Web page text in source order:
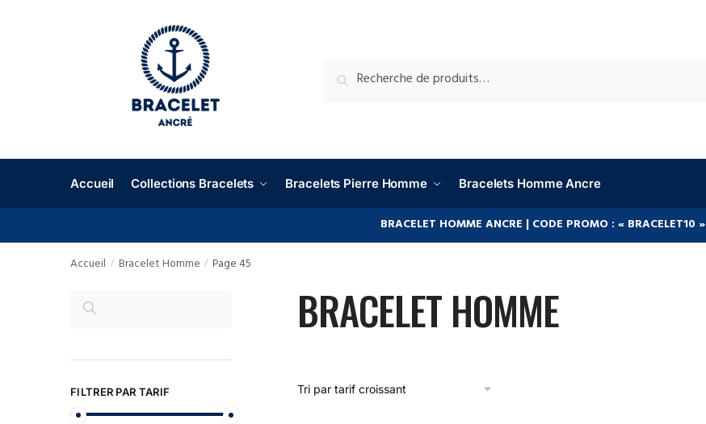
Accueil Collections Bracelets Bracelets Pierre Homme Bracelets Homme Ancre
BRACELET HOMME ANCRE | CODE PROMO : « BRACELET10 »
Accueil / Bracelet Homme / Page 45
BRACELET HOMME
FILTRER PAR TARIF